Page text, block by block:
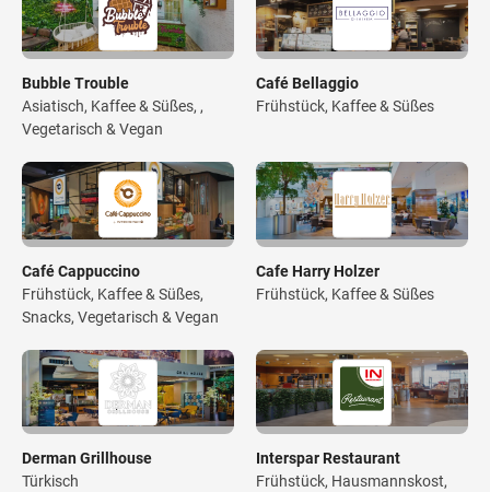
Bubble Trouble
Asiatisch, Kaffee & Süßes, ,
Vegetarisch & Vegan
Café Bellaggio
Frühstück, Kaffee & Süßes
Café Cappuccino
Frühstück, Kaffee & Süßes,
Snacks, Vegetarisch & Vegan
Cafe Harry Holzer
Frühstück, Kaffee & Süßes
Derman Grillhouse
Türkisch
Interspar Restaurant
Frühstück, Hausmannskost,